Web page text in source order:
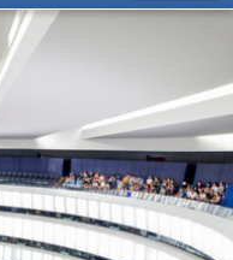
– täysistunnon aikana